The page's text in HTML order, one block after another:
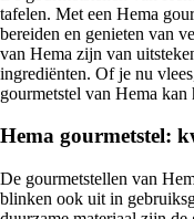
tafelen. Met een Hema
bereiden en genieten van
van Hema zijn van
ingrediënten. Of je nu
gourmetstel van Hema kan
Hema gourmetstel:
De gourmetstellen van
blinken ook uit in